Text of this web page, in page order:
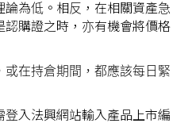
論為低。相反，在相關資產急
購證之時，亦有機會將價格
在持倉期間，都應該每日緊
入法興網站輸入產品上市編